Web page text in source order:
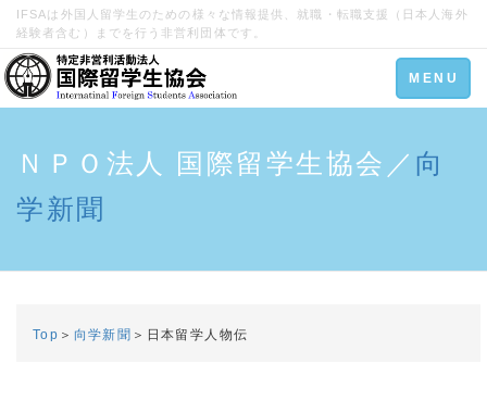
IFSAは外国人留学生のための様々な情報提供、就職・転職支援（日本人海外
経験者含む）までを行う非営利団体です。
Toggle
navigation
MENU
ＮＰＯ法人 国際留学生協会／ 向
学新聞
Top ＞ 向学新聞 ＞日本留学人物伝